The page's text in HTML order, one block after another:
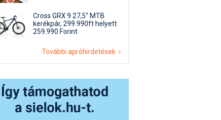
Cross GRX 9 27,5" MTB
kerékpár, 299.990ft helyett
259.990 Forint
További apróhirdetések